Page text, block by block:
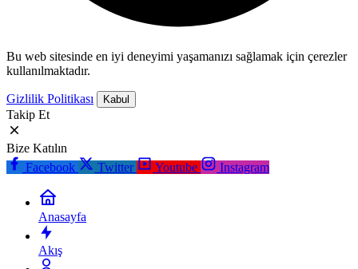
Bu web sitesinde en iyi deneyimi yaşamanızı sağlamak için çerezler
kullanılmaktadır.
Gizlilik Politikası Kabul
Takip Et
Bize Katılın
Facebook
Twitter Youtube Instagram
Anasayfa
Akış